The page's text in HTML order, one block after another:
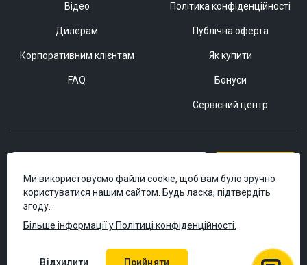
Відео
Дилерам
Корпоративним клієнтам
FAQ
Політика конфіденційності
Публічна оферта
Як купити
Бонуси
Сервісний центр
Ми використовуємо файли cookie, щоб вам було зручно
користуватися нашим сайтом. Будь ласка, підтвердіть
згоду.
Більше інформації у Політиці конфіденційності.
Відхилити Прийняти